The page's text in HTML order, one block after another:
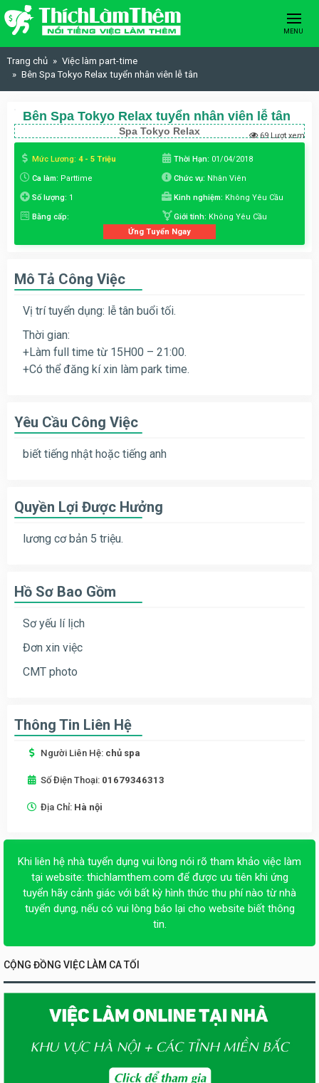
Skip to content
MENU
Trang chủ
Việc làm part-time
Bên Spa Tokyo Relax tuyển nhân viên lễ tân
Bên Spa Tokyo Relax tuyển nhân viên lễ tân
Spa Tokyo Relax 69 Lượt xem
Mức Lương: 4 - 5 Triệu Thời Hạn: 01/04/2018
Ca làm: Parttime Chức vụ: Nhân Viên
Số lượng: 1 Kinh nghiệm: Không Yêu Cầu
Bằng cấp: Giới tính: Không Yêu Cầu
Ứng Tuyển Ngay
Mô Tả Công Việc
Vị trí tuyển dụng: lễ tân buổi tối.
Thời gian:
+Làm full time từ 15H00 – 21:00.
+Có thể đăng kí xin làm park time.
Yêu Cầu Công Việc
biết tiếng nhật hoặc tiếng anh
Quyền Lợi Được Hưởng
lương cơ bản 5 triệu.
Hồ Sơ Bao Gồm
Sơ yếu lí lịch
Đơn xin việc
CMT photo
Thông Tin Liên Hệ
Người Liên Hệ: chủ spa
Số Điện Thoại: 01679346313
Địa Chỉ: Hà nội
Khi liên hệ nhà tuyển dụng vui lòng nói rõ tham khảo việc làm
tại website: thichlamthem.com để được ưu tiên khi ứng
tuyển hãy cảnh giác với bất kỳ hình thức thu phí nào từ nhà
tuyển dụng, nếu có vui lòng báo lại cho website biết thông
tin.
CỘNG ĐỒNG VIỆC LÀM CA TỐI